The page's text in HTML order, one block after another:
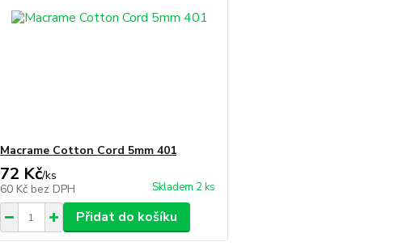
Macrame Cotton Cord 5mm 401
72 Kč/ks
60 Kč bez DPH Skladem 2 ks
Přidat do košíku